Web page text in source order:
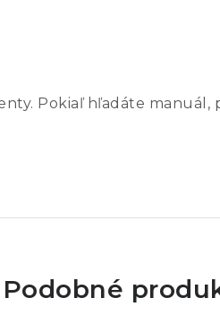
Pokiaľ hľadáte
Podobné